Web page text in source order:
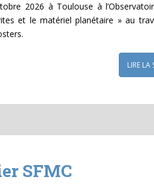
2026 à Toulouse à
et le matériel planétaire » au
LIRE LA
SFMC